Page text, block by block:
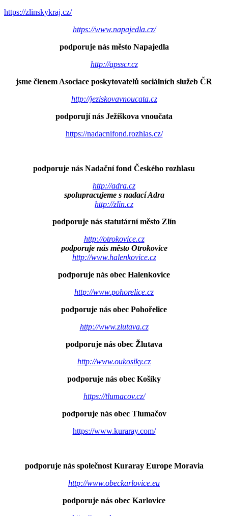
https://zlinskykraj.cz/
https://www.napajedla.cz/
podporuje nás město Napajedla
http://apsscr.cz
jsme členem Asociace poskytovatelů sociálních služeb ČR
http://jeziskovavnoucata.cz
podporují nás Ježíškova vnoučata
https://nadacnifond.rozhlas.cz/
podporuje nás Nadační fond Českého rozhlasu
http://adra.cz
spolupracujeme s nadací Adra
http://zlin.cz
podporuje nás statutární město Zlín
http://otrokovice.cz
podporuje nás město Otrokovice
http://www.halenkovice.cz
podporuje nás obec Halenkovice
http://www.pohorelice.cz
podporuje nás obec Pohořelice
http://www.zlutava.cz
podporuje nás obec Žlutava
http://www.oukosiky.cz
podporuje nás obec Košíky
https://tlumacov.cz/
podporuje nás obec Tlumačov
https://www.kuraray.com/
podporuje nás společnost Kuraray Europe Moravia
http://www.obeckarlovice.eu
podporuje nás obec Karlovice